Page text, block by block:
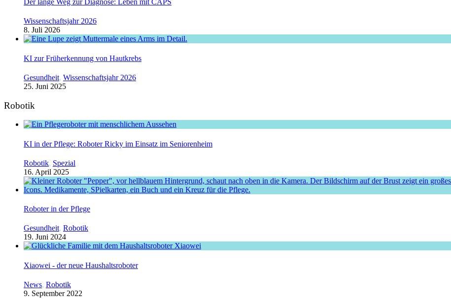
Der lange Weg zur Diagnose: Leben mit CAPS
Wissenschaftsjahr 2026
8. Juli 2026
KI zur Früherkennung von Hautkrebs
Gesundheit, Wissenschaftsjahr 2026
25. Juni 2025
Robotik
KI in der Pflege: Roboter Ricky im Einsatz im Seniorenheim
Robotik, Spezial
16. April 2025
Roboter in der Pflege
Gesundheit, Robotik
19. Juni 2024
Xiaowei - der neue Haushaltsroboter
News, Robotik
9. September 2022